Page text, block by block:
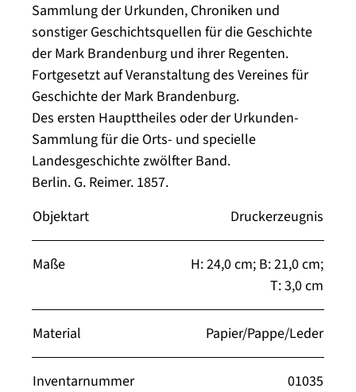
Sammlung der Urkunden, Chroniken und
sonstiger Geschichtsquellen für die Geschichte
der Mark Brandenburg und ihrer Regenten.
Fortgesetzt auf Veranstaltung des Vereines für
Geschichte der Mark Brandenburg.
Des ersten Haupttheiles oder der Urkunden-
Sammlung für die Orts- und specielle
Landesgeschichte zwölfter Band.
Berlin. G. Reimer. 1857.
Objektart
Druckerzeugnis
Maße
H: 24,0 cm; B: 21,0 cm;
T: 3,0 cm
Material Papier/Pappe/Leder
Inventarnummer 01035